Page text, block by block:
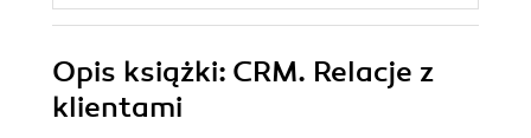
Opis książki: CRM. Relacje z
klientami